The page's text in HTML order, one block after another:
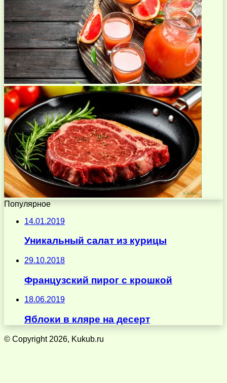
Популярное
14.01.2019
Уникальный салат из курицы
29.10.2018
Французский пирог с крошкой
18.06.2019
Яблоки в кляре на десерт
© Copyright 2026, Kukub.ru